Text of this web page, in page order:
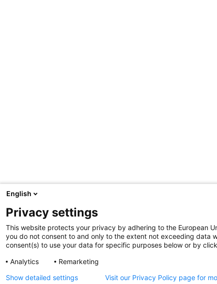
English
Privacy settings
This website protects your privacy by adhering to the European
you do not consent to and only to the extent not exceeding data
consent(s) to use your data for specific purposes below or by
Analytics
Remarketing
Show detailed settings
Visit our Privacy Policy page for